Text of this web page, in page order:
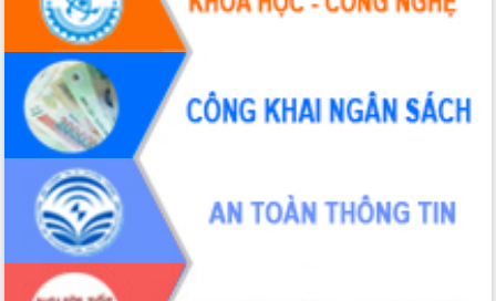
Đắk Lắk: Tôn vinh 46 giải pháp tại Hội
thi Sáng tạo Kỹ thuật 2024 - 2025
Đắk Lắk rà soát, điều chỉnh Đề án 190
về phát triển nuôi trồng thủy sản
Phó Chủ tịch UBND tỉnh Đắk Lắk
Trương Công Thái kiểm tra thực địa
Dự án cao tốc Khánh Hòa - Buôn Ma
Thuột
Định vị cà phê Việt Nam như một “di
sản sống” trong dòng chảy toàn cầu
Xây dựng nông thôn mới: Nâng cao đời
sống người dân từ những mô hình thiết